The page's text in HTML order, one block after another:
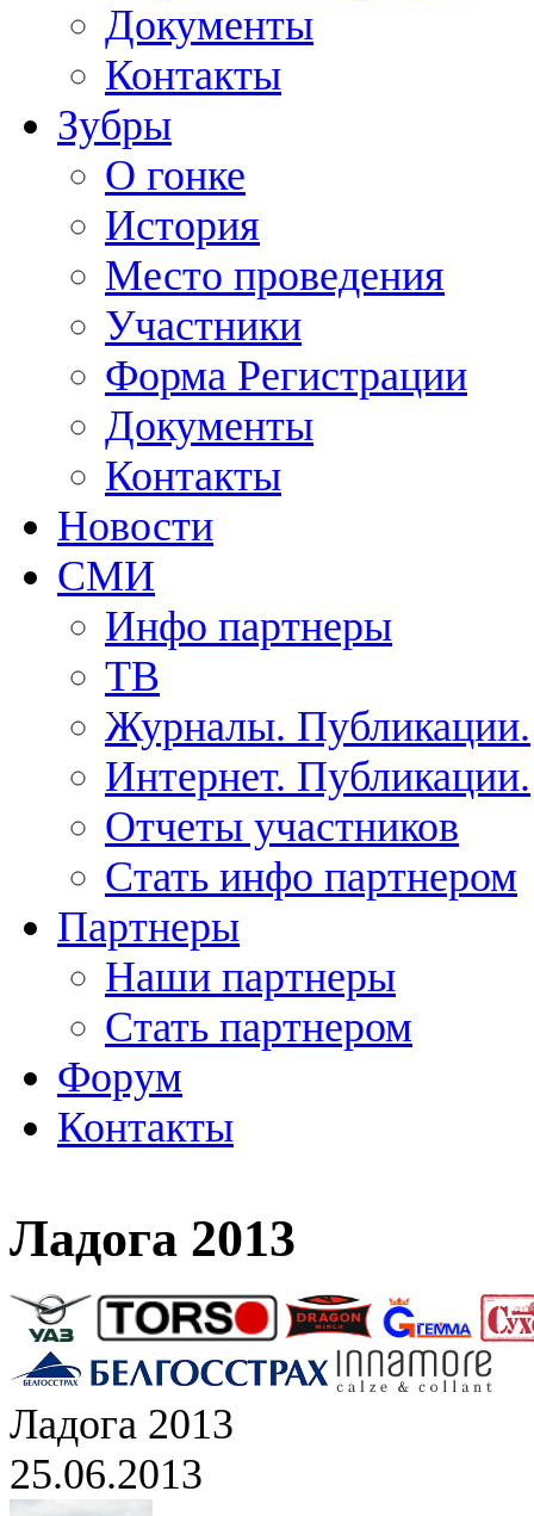
Документы
Контакты
Зубры
О гонке
История
Место проведения
Участники
Форма Регистрации
Документы
Контакты
Новости
СМИ
Инфо партнеры
ТВ
Журналы. Публикации.
Интернет. Публикации.
Отчеты участников
Стать инфо партнером
Партнеры
Наши партнеры
Стать партнером
Форум
Контакты
Ладога 2013
Ладога 2013
25.06.2013